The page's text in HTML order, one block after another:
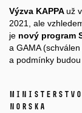
Výzva KAPPAuž
2021, ale
je nový program
a GAMA
a podmínky
Norska